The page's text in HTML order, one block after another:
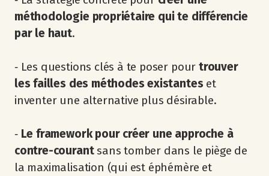
méthodologie propriétaire qui te différencie
par le haut.
‐ Les questions clés à te poser pour trouver
les failles des méthodes existantes et
inventer une alternative plus désirable.
‐ Le framework pour créer une approche à
contre-courantsans tomber dans le piège de
la maximalisation (qui est éphémère et